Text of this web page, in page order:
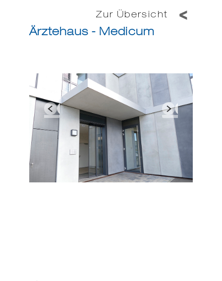
Zur Übersicht
Ärztehaus - Medicum